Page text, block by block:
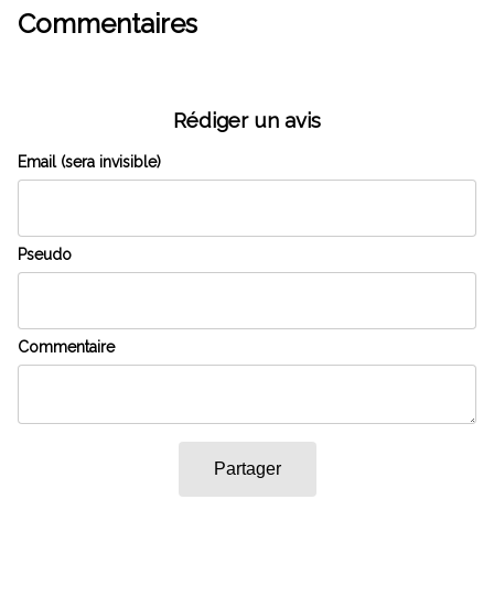
Commentaires
Rédiger un avis
Email (sera invisible)
Pseudo
Commentaire
Partager